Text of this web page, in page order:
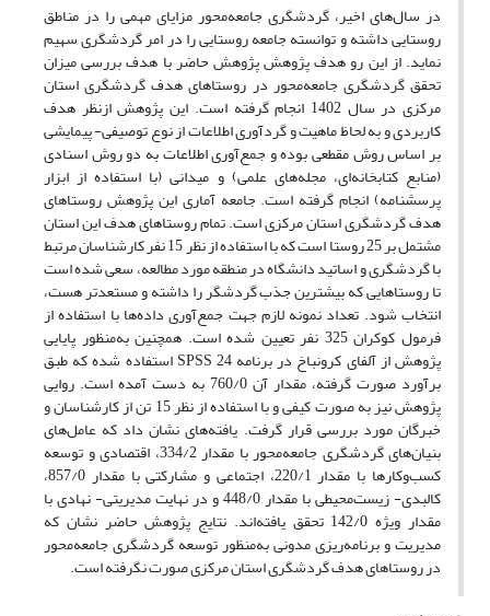
در سال‌های اخیر، گردشگری جامعه‌محور مزایای مهمی را در مناطق
روستایی داشته و توانسته جامعه روستایی را در امر گردشگری سهیم
نماید. از این رو هدف پژوهش پژوهش حاضر با هدف بررسی میزان
تحقق گردشگری جامعه‌محور در روستاهای هدف گردشگری استان
مرکزی در سال 1402 انجام گرفته است. این پژوهش ازنظر هدف
کاربردی و به لحاظ ماهیت و گردآوری اطلاعات از نوع توصیفی- پیمایشی
بر اساس روش مقطعی بوده و جمع‌آوری اطلاعات به دو روش اسنادی
(منابع کتابخانه‌ای، مجله‌های علمی) و میدانی (با استفاده از ابزار
پرسشنامه) انجام گرفته است. جامعه آماری این پژوهش روستاهای
هدف گردشگری استان مرکزی است. تمام روستاهای هدف این استان
مشتمل بر 25 روستا است که با استفاده از نظر 15 نفر کارشناسان مرتبط
با گردشگری و اساتید دانشگاه در منطقه مورد مطالعه، سعی شده است
تا روستاهایی که بیشترین جذب گردشگر را داشته و مستعدتر هست،
انتخاب شود. تعداد نمونه لازم جهت جمع‌آوری داده‌ها با استفاده از
فرمول کوکران 325 نفر تعیین شده است. همچنین به‌منظور پایایی
پژوهش از آلفای کرونباخ در برنامه SPSS 24 استفاده شده که طبق
برآورد صورت گرفته، مقدار آن 760/0 به دست آمده است. روایی
پژوهش نیز به صورت کیفی و با استفاده از نظر 15 تن از کارشناسان و
خبرگان مورد بررسی قرار گرفت. یافته‌های نشان داد که عامل‌های
بنیان‌های گردشگری جامعه‌محور با مقدار 334/2، اقتصادی و توسعه
کسب‌و‌کارها با مقدار 220/1، اجتماعی و مشارکتی با مقدار 857/0،
کالبدی- زیست‌محیطی با مقدار 448/0 و در نهایت مدیریتی- نهادی با
مقدار ویژه 142/0 تحقق یافته‌اند. نتایج پژوهش حاضر نشان که
مدیریت و برنامه‌ریزی مدونی به‌منظور توسعه گردشگری جامعه‌محور
در روستاهای هدف گردشگری استان مرکزی صورت نگرفته است.